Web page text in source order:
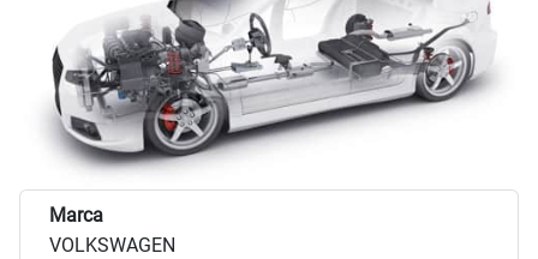
Marca
VOLKSWAGEN